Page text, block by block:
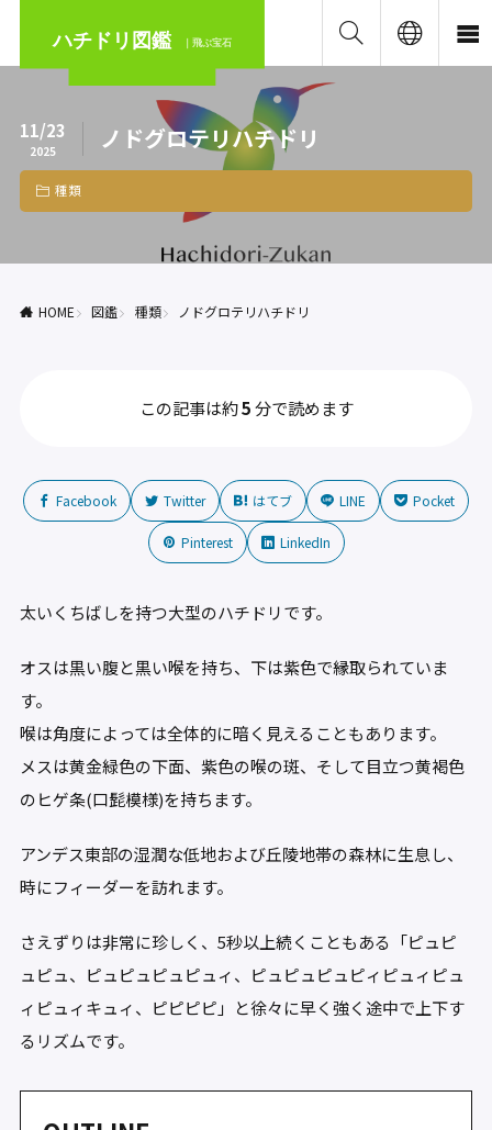
ハチドリ図鑑 ｜飛ぶ宝石
11/23
2025 ノドグロテリハチドリ
種類
HOME 図鑑 種類 ノドグロテリハチドリ
この記事は約5分で読めます
Facebook Twitter はてブ LINE Pocket
Pinterest LinkedIn
太いくちばしを持つ大型のハチドリです。
オスは黒い腹と黒い喉を持ち、下は紫色で縁取られていま
す。
喉は角度によっては全体的に暗く見えることもあります。
メスは黄金緑色の下面、紫色の喉の斑、そして目立つ黄褐色
のヒゲ条(口髭模様)を持ちます。
アンデス東部の湿潤な低地および丘陵地帯の森林に生息し、
時にフィーダーを訪れます。
さえずりは非常に珍しく、5秒以上続くこともある「ピュピ
ュピュ、ピュピュピュピュィ、ピュピュピュピィピュィピュ
ィピュィキュィ、ピピピピ」と徐々に早く強く途中で上下す
るリズムです。